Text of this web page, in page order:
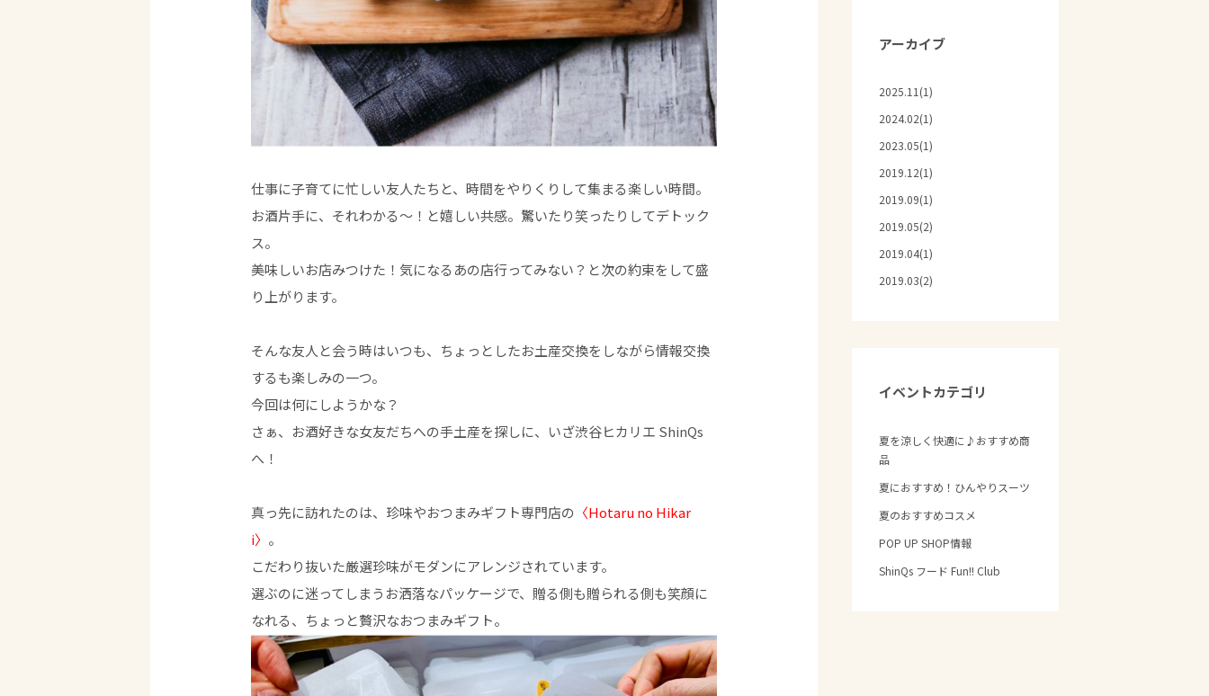
仕事に子育てに忙しい友人たちと、時間をやりくりして集まる楽しい時間。
お酒片手に、それわかる〜！と嬉しい共感。驚いたり笑ったりしてデトック
ス。
美味しいお店みつけた！気になるあの店行ってみない？と次の約束をして盛
り上がります。
そんな友人と会う時はいつも、ちょっとしたお土産交換をしながら情報交換
するも楽しみの一つ。
今回は何にしようかな？
さぁ、お酒好きな女友だちへの手土産を探しに、いざ渋谷ヒカリエ ShinQs
へ！
真っ先に訪れたのは、珍味やおつまみギフト専門店の 〈Hotaru no Hikar
i〉 。
こだわり抜いた厳選珍味がモダンにアレンジされています。
選ぶのに迷ってしまうお洒落なパッケージで、贈る側も贈られる側も笑顔に
なれる、ちょっと贅沢なおつまみギフト。
アーカイブ
2025.11(1)
2024.02(1)
2023.05(1)
2019.12(1)
2019.09(1)
2019.05(2)
2019.04(1)
2019.03(2)
イベントカテゴリ
夏を涼しく快適に♪おすすめ商
品
夏におすすめ！ひんやりスーツ
夏のおすすめコスメ
POP UP SHOP情報
ShinQs フード Fun!! Club